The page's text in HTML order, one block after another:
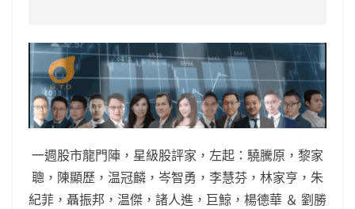
b
o
o
k
ei
b
o
A
p
p
at Li
n
k
一週股市龍門陣，星級股評家，左起：驍騰原，黎家
聰，陳顯歷，温冠麟，岑智勇，李慧芬，林家亨，朱
紀菲，聶振邦，温傑，諸人進，巨鯨，楊德華 ＆ 劉勝